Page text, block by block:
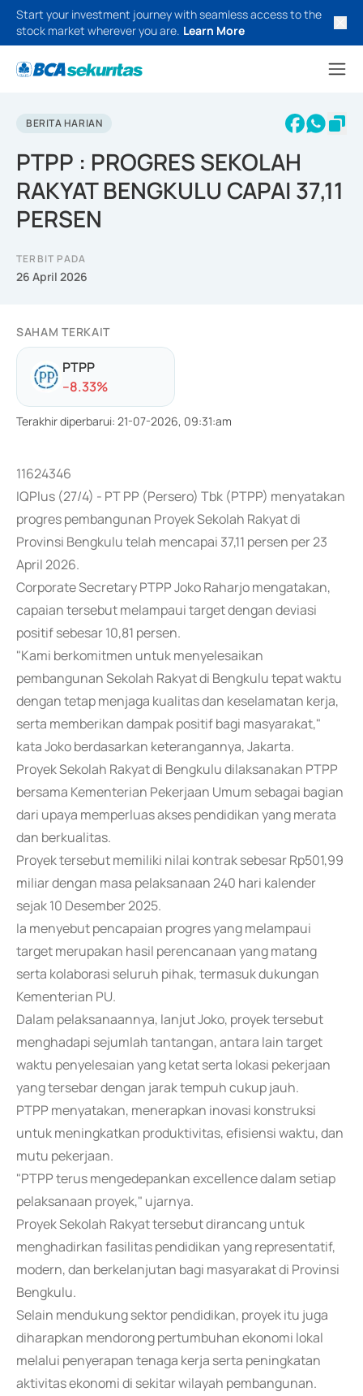
Start your investment journey with seamless access to the
stock market wherever you are. Learn More
BERITA HARIAN
PTPP : PROGRES SEKOLAH
RAKYAT BENGKULU CAPAI 37,11
PERSEN
TERBIT PADA
26 April 2026
SAHAM TERKAIT
PTPP
--8.33%
Terakhir diperbarui: 21-07-2026, 09:31:am
11624346
IQPlus (27/4) - PT PP (Persero) Tbk (PTPP) menyatakan
progres pembangunan Proyek Sekolah Rakyat di
Provinsi Bengkulu telah mencapai 37,11 persen per 23
April 2026.
Corporate Secretary PTPP Joko Raharjo mengatakan,
capaian tersebut melampaui target dengan deviasi
positif sebesar 10,81 persen.
"Kami berkomitmen untuk menyelesaikan
pembangunan Sekolah Rakyat di Bengkulu tepat waktu
dengan tetap menjaga kualitas dan keselamatan kerja,
serta memberikan dampak positif bagi masyarakat,"
kata Joko berdasarkan keterangannya, Jakarta.
Proyek Sekolah Rakyat di Bengkulu dilaksanakan PTPP
bersama Kementerian Pekerjaan Umum sebagai bagian
dari upaya memperluas akses pendidikan yang merata
dan berkualitas.
Proyek tersebut memiliki nilai kontrak sebesar Rp501,99
miliar dengan masa pelaksanaan 240 hari kalender
sejak 10 Desember 2025.
Ia menyebut pencapaian progres yang melampaui
target merupakan hasil perencanaan yang matang
serta kolaborasi seluruh pihak, termasuk dukungan
Kementerian PU.
Dalam pelaksanaannya, lanjut Joko, proyek tersebut
menghadapi sejumlah tantangan, antara lain target
waktu penyelesaian yang ketat serta lokasi pekerjaan
yang tersebar dengan jarak tempuh cukup jauh.
PTPP menyatakan, menerapkan inovasi konstruksi
untuk meningkatkan produktivitas, efisiensi waktu, dan
mutu pekerjaan.
"PTPP terus mengedepankan excellence dalam setiap
pelaksanaan proyek," ujarnya.
Proyek Sekolah Rakyat tersebut dirancang untuk
menghadirkan fasilitas pendidikan yang representatif,
modern, dan berkelanjutan bagi masyarakat di Provinsi
Bengkulu.
Selain mendukung sektor pendidikan, proyek itu juga
diharapkan mendorong pertumbuhan ekonomi lokal
melalui penyerapan tenaga kerja serta peningkatan
aktivitas ekonomi di sekitar wilayah pembangunan.